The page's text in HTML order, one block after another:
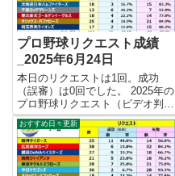
プロ野球リクエスト成績
_2025年6月24日
本日のリクエストは1回。成功
（誤審）は0回でした。 2025年の
プロ野球リクエスト（ビデオ判
定）成績を記録集計しています。
今シーズンのリクエスト成功率は
これで22.9%。リクエスト数240
回、成功55回、失敗185回となり
ました。 【リクエ...
おすすめ日々更新